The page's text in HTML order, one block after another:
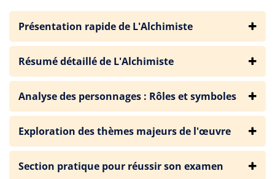
Présentation rapide de L'Alchimiste
Résumé détaillé de L'Alchimiste
Analyse des personnages : Rôles et symboles
Exploration des thèmes majeurs de l'œuvre
Section pratique pour réussir son examen